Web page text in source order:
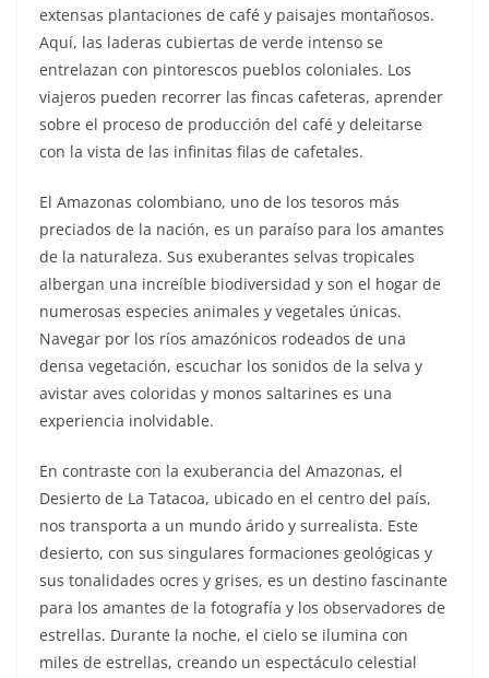
extensas plantaciones de café y paisajes montañosos.
Aquí, las laderas cubiertas de verde intenso se
entrelazan con pintorescos pueblos coloniales. Los
viajeros pueden recorrer las fincas cafeteras, aprender
sobre el proceso de producción del café y deleitarse
con la vista de las infinitas filas de cafetales.
El Amazonas colombiano, uno de los tesoros más
preciados de la nación, es un paraíso para los amantes
de la naturaleza. Sus exuberantes selvas tropicales
albergan una increíble biodiversidad y son el hogar de
numerosas especies animales y vegetales únicas.
Navegar por los ríos amazónicos rodeados de una
densa vegetación, escuchar los sonidos de la selva y
avistar aves coloridas y monos saltarines es una
experiencia inolvidable.
En contraste con la exuberancia del Amazonas, el
Desierto de La Tatacoa, ubicado en el centro del país,
nos transporta a un mundo árido y surrealista. Este
desierto, con sus singulares formaciones geológicas y
sus tonalidades ocres y grises, es un destino fascinante
para los amantes de la fotografía y los observadores de
estrellas. Durante la noche, el cielo se ilumina con
miles de estrellas, creando un espectáculo celestial